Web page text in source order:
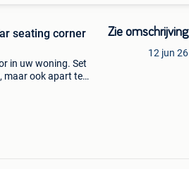
seating corner
in uw woning. Set
maar ook apart te
Zie omschrijving
12 jun 26